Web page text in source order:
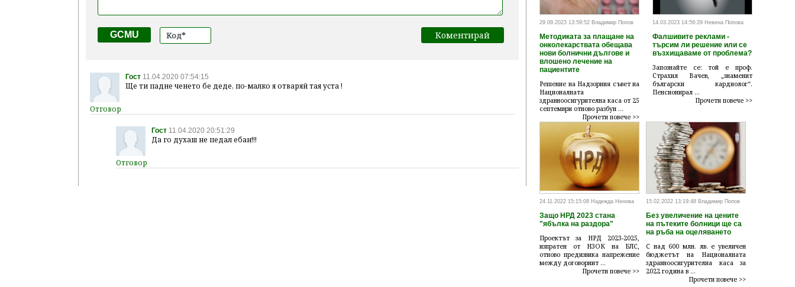
GCMU
Гост 11.04.2020 07:54:15
Ще ти падне ченето бе деде, по-малко я отваряй тая уста !
Гост 11.04.2020 20:51:29
Да го духаш не педал ебан!!!
29.09.2023 13:59:52 Владимир Попов
Методиката за плащане на
онколекарствата обещава
нови болнични дългове и
влошено лечение на
пациентите
Решение на Надзорния съвет на
Националната
здравноосигурителна каса от 25
септември отново разбун ...
Прочети повече >>
14.03.2023 14:59:29 Невена Попова
Фалшивите реклами -
търсим ли решение или се
възхищаваме от проблема?
Запознайте се: той е проф.
Страхил Вачев, „знаменит
български кардиолог“.
Пенсионирал ...
Прочети повече >>
24.11.2022 15:15:08 Надежда Ненова
Защо НРД 2023 стана
"ябълка на раздора"
Проектът за НРД 2023-2025,
изпратен от НЗОК на БЛС,
отново предизвика напрежение
между договорнит ...
Прочети повече >>
15.02.2022 13:19:48 Владимир Попов
Без увеличение на цените
на пътеките болници ще са
на ръба на оцеляването
С над 600 млн. лв. е увеличен
бюджетът на Националната
здравноосигурителна каса за
2022 година в ...
Прочети повече >>